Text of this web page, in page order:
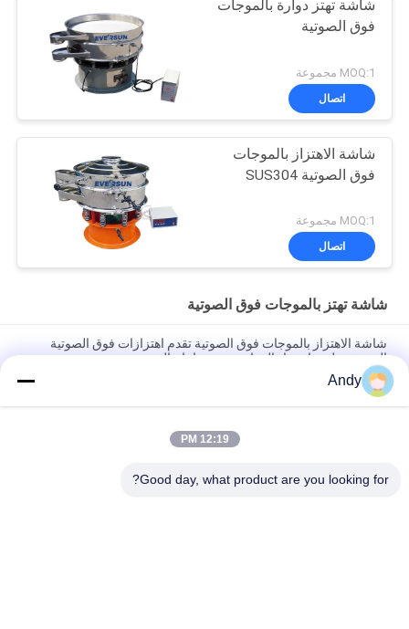
شاشة تهتز دوارة بالموجات
فوق الصوتية
MOQ:1 مجموعة
اتصال
شاشة الاهتزاز بالموجات
فوق الصوتية SUS304
MOQ:1 مجموعة
اتصال
شاشة تهتز بالموجات فوق الصوتية
شاشة الاهتزاز بالموجات فوق الصوتية تقدم اهتزازات فوق الصوتية
المستقرة لمنع انسداد المواد وتحسين إنتاج الفحص
شاشة الاهتزاز بالموجات فوق الصوتية لفصل الجسيمات الدقيقة وحلول
فحص المواد في التطبيقات الصناعية
آلة غربلة دقيقة لجسيمات مسحوق الفولاذ المقاوم للصدأ بشاشة اهتزاز
Andy
12:19 PM
Good day, what product are you looking for?